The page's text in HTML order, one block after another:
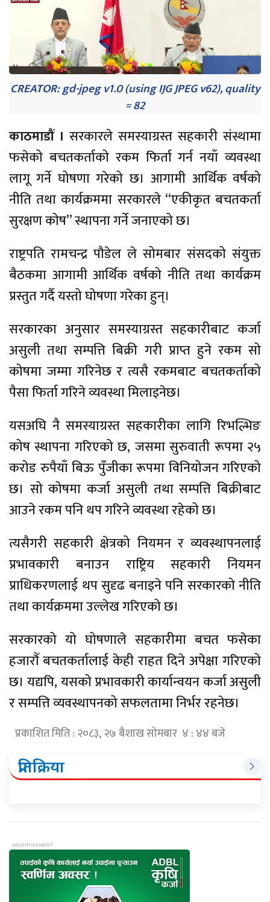
CREATOR: gd-jpeg v1.0 (using IJG JPEG v62), quality
= 82
काठमाडौं । सरकारले समस्याग्रस्त सहकारी संस्थामा
फसेको बचतकर्ताको रकम फिर्ता गर्न नयाँ व्यवस्था
लागू गर्ने घोषणा गरेको छ। आगामी आर्थिक वर्षको
नीति तथा कार्यक्रममा सरकारले “एकीकृत बचतकर्ता
सुरक्षण कोष” स्थापना गर्ने जनाएको छ।
राष्ट्रपति रामचन्द्र पौडेल ले सोमबार संसदको संयुक्त
बैठकमा आगामी आर्थिक वर्षको नीति तथा कार्यक्रम
प्रस्तुत गर्दै यस्तो घोषणा गरेका हुन्।
सरकारका अनुसार समस्याग्रस्त सहकारीबाट कर्जा
असुली तथा सम्पत्ति बिक्री गरी प्राप्त हुने रकम सो
कोषमा जम्मा गरिनेछ र त्यसै रकमबाट बचतकर्ताको
पैसा फिर्ता गरिने व्यवस्था मिलाइनेछ।
यसअघि नै समस्याग्रस्त सहकारीका लागि रिभल्भिङ
कोष स्थापना गरिएको छ, जसमा सुरुवाती रूपमा २५
करोड रुपैयाँ बिऊ पुँजीका रूपमा विनियोजन गरिएको
छ। सो कोषमा कर्जा असुली तथा सम्पत्ति बिक्रीबाट
आउने रकम पनि थप गरिने व्यवस्था रहेको छ।
त्यसैगरी सहकारी क्षेत्रको नियमन र व्यवस्थापनलाई
प्रभावकारी बनाउन राष्ट्रिय सहकारी नियमन
प्राधिकरणलाई थप सुदृढ बनाइने पनि सरकारको नीति
तथा कार्यक्रममा उल्लेख गरिएको छ।
सरकारको यो घोषणाले सहकारीमा बचत फसेका
हजारौँ बचतकर्तालाई केही राहत दिने अपेक्षा गरिएको
छ। यद्यपि, यसको प्रभावकारी कार्यान्वयन कर्जा असुली
र सम्पत्ति व्यवस्थापनको सफलतामा निर्भर रहनेछ।
प्रकाशित मिति : २०८३, २७ बैशाख सोमबार ४ : ४४ बजे
प्रतिक्रिया